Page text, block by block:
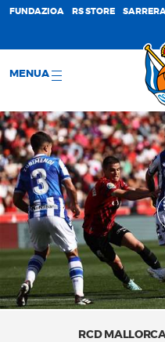
FUNDAZIOA RS STORE
MENUA
RCD